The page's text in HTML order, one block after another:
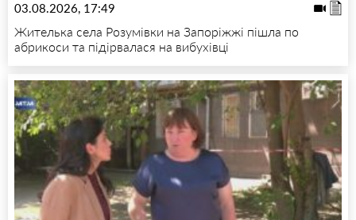
03.08.2026, 17:49
Жителька села Розумівки на Запоріжжі пішла по
абрикоси та підірвалася на вибухівці